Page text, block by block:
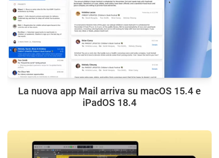
La nuova app Mail arriva su macOS 15.4 e
iPadOS 18.4